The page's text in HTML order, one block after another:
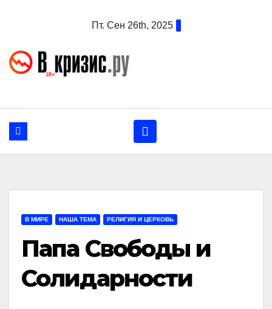
Пт. Сен 26th, 2025
В МИРЕ НАША ТЕМА РЕЛИГИЯ И ЦЕРКОВЬ
Папа Свободы и
Солидарности